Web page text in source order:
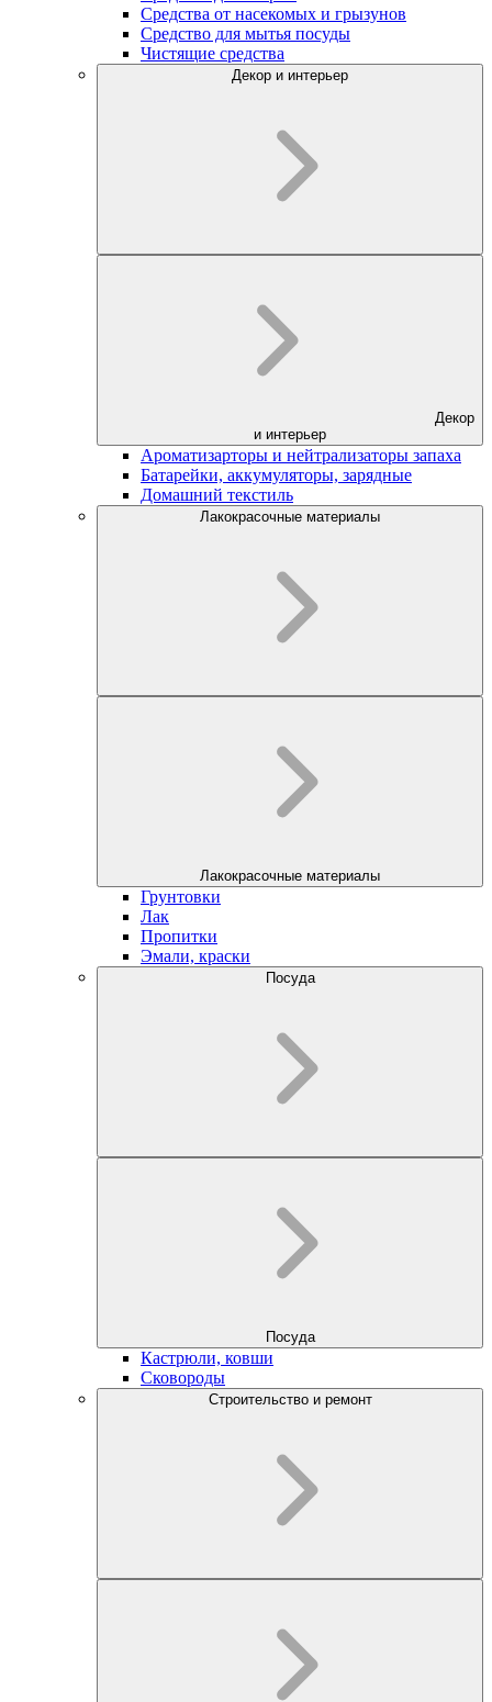
Средства от насекомых и грызунов
Средство для мытья посуды
Чистящие средства
Декор и интерьер
Декор
и интерьер
Ароматизарторы и нейтрализаторы запаха
Батарейки, аккумуляторы, зарядные
Домашний текстиль
Лакокрасочные материалы
Лакокрасочные материалы
Грунтовки
Лак
Пропитки
Эмали, краски
Посуда
Посуда
Кастрюли, ковши
Сковороды
Строительство и ремонт